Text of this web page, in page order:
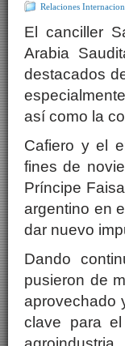
Relaciones
El canciller
Arabia
destacados
así como la
Cafiero y el
fines de
Príncipe
argentino en
dar nuevo
Dando
pusieron de
aprovechado
clave para